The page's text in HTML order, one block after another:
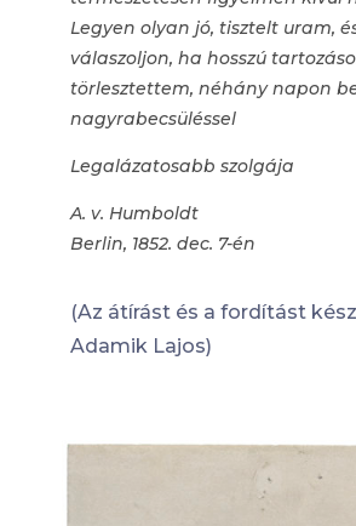
Legyen olyan jó, tisztelt uram,
válaszoljon, ha hosszú
törlesztettem, néhány napon
nagyrabecsüléssel
Legalázatosabb szolgája
A. v. Humboldt
Berlin, 1852. dec. 7-én
(Az átírást és a fordítást
Adamik Lajos)